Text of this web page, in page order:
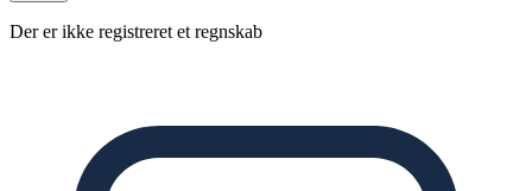
Der er ikke registreret et regnskab